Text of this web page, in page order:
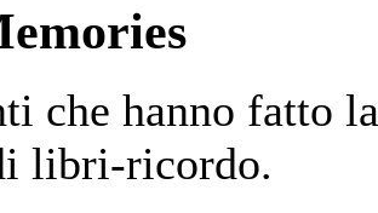
che hanno fatto
libri-ricordo.